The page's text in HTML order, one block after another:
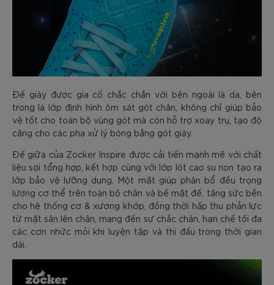
Đế giày được gia cố chắc chắn với bên ngoài là da, bên
trong là lớp định hình ôm sát gót chân, không chỉ giúp bảo
vệ tốt cho toàn bộ vùng gót mà còn hỗ trợ xoay trụ, tạo độ
căng cho các pha xử lý bóng bằng gót giày.
Đế giữa của Zocker Inspire được cải tiến mạnh mẽ với chất
liệu sợi tổng hợp, kết hợp cùng với lớp lót cao su non tạo ra
lớp bảo vệ lưỡng dụng. Một mặt giúp phân bổ đều trọng
lượng cơ thể trên toàn bộ chân và bề mặt đế, tăng sức bền
cho hệ thống cơ & xương khớp, đồng thời hấp thu phản lực
từ mặt sân lên chân, mang đến sự chắc chân, hạn chế tối đa
các cơn nhức mỏi khi luyện tập và thi đấu trong thời gian
dài.